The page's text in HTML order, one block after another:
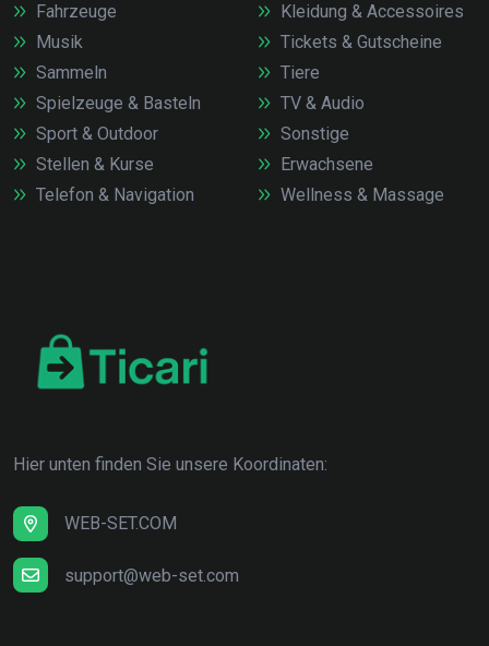
Fahrzeuge
Kleidung & Accessoires
Musik
Sammeln
Spielzeuge & Basteln
Sport & Outdoor
Stellen & Kurse
Telefon & Navigation
Tickets & Gutscheine
Tiere
TV & Audio
Sonstige
Erwachsene
Wellness & Massage
Hier unten finden Sie unsere Koordinaten:
WEB-SET.COM
support@web-set.com